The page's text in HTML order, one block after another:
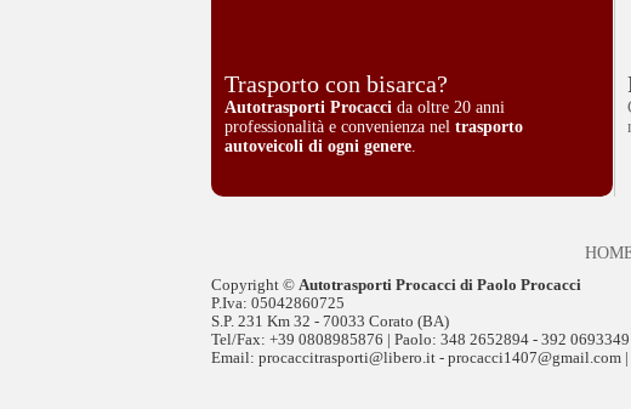
Trasporto con bisarca?
Autotrasporti Procacci da oltre 20 anni
professionalità e convenienza nel trasporto
autoveicoli di ogni genere.
Copyright © Autotrasporti Procacci di Paolo Procacci
P.Iva: 05042860725
S.P. 231 Km 32 - 70033 Corato (BA)
Tel/Fax: +39 0808985876 | Paolo: 348 2652894 - 392 0693349
Email: procaccitrasporti@libero.it - procacci1407@gmail.com